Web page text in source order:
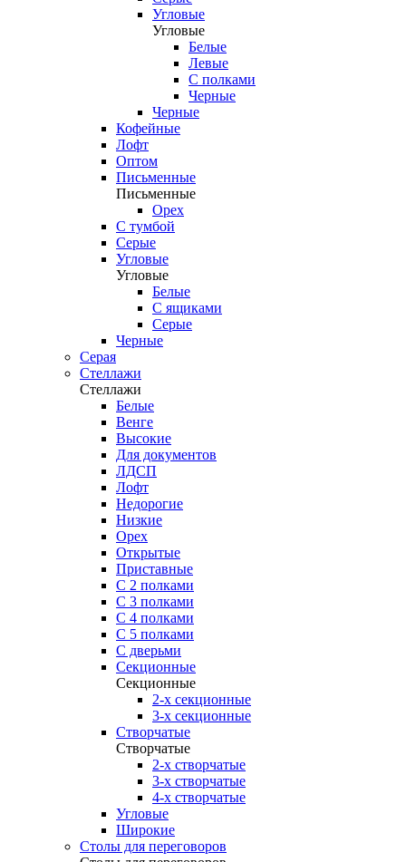
Угловые
Угловые
Белые
Левые
С полками
Черные
Черные
Кофейные
Лофт
Оптом
Письменные
Письменные
Орех
С тумбой
Серые
Угловые
Угловые
Белые
С ящиками
Серые
Черные
Серая
Стеллажи
Стеллажи
Белые
Венге
Высокие
Для документов
ЛДСП
Лофт
Недорогие
Низкие
Орех
Открытые
Приставные
С 2 полками
С 3 полками
С 4 полками
С 5 полками
С дверьми
Секционные
Секционные
2-х секционные
3-х секционные
Створчатые
Створчатые
2-х створчатые
3-х створчатые
4-х створчатые
Угловые
Широкие
Столы для переговоров